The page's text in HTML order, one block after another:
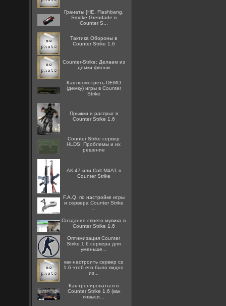
Гранаты [HE, Flashbang,
Smoke Grendade в
Counter S...
Тактика Обороны в
Counter Strike 1.6
Counter-Strike: Делаем из
демки фильм
Как посмотреть DEMO
(демку) игры в Counter
Strike
Прыжки и распрыг в
Counter Strike 1.6
Counter Strike сервер
HLDS: Проблемы и их
решение
АК-47 или Colt M4A1 в
Counter Strike
F.A.Q. по настройке игры
и сервера Counter Strike
Создание своего мувика в
Counter Strike 1.6
Оптимизация Counter
Strike 1.6 сервера для
уменьше...
как настроить сервер cs
1.6 чтоб его было видно
из...
Как тренироваться в
Counter Strike 1.6 (как
повыси...